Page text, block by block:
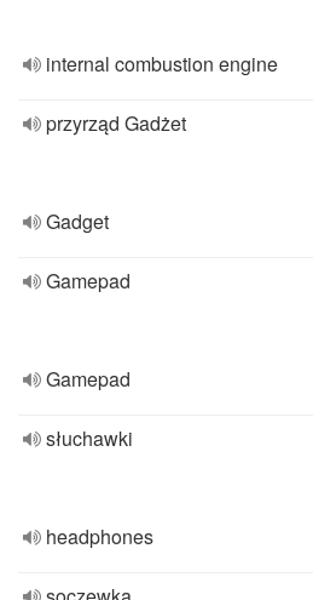
internal combustion engine
przyrząd Gadżet
Gadget
Gamepad
Gamepad
słuchawki
headphones